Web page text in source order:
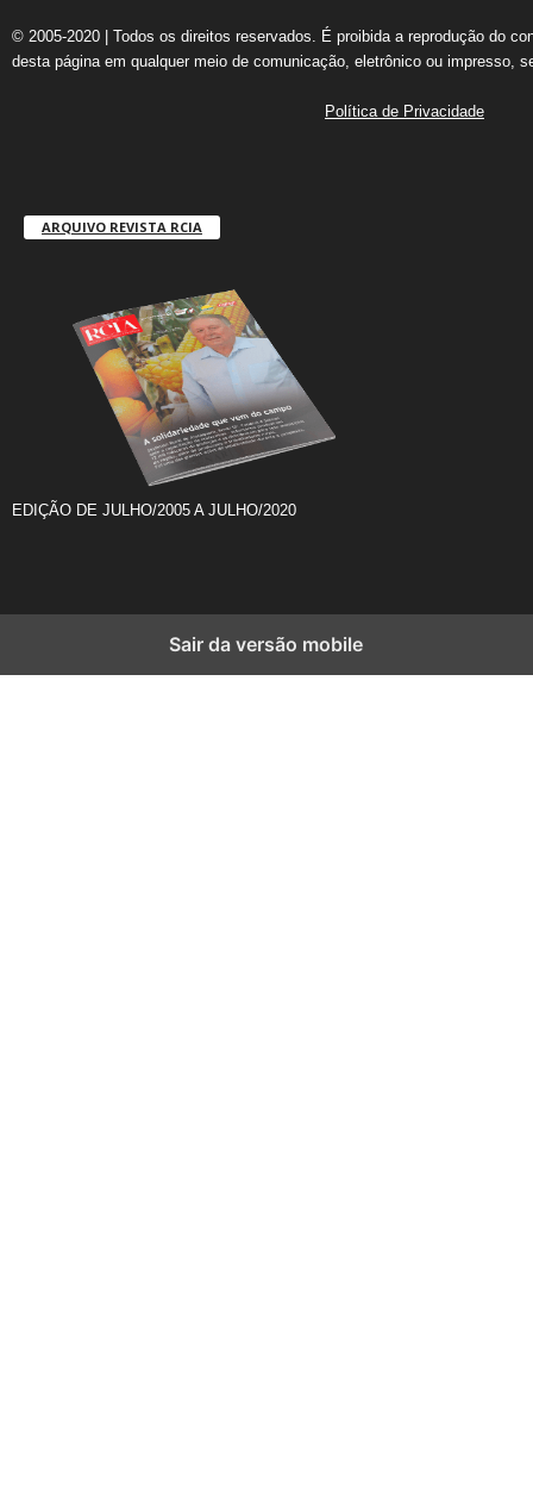
© 2005-2020 | Todos os direitos reservados. É proibida a reprodução do
desta página em qualquer meio de comunicação, eletrônico ou impresso,
Política de Privacidade
ARQUIVO REVISTA RCIA
EDIÇÃO DE JULHO/2005 A JULHO/2020
Sair da versão mobile